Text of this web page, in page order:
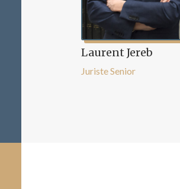
Laurent Jereb
Juriste Senior